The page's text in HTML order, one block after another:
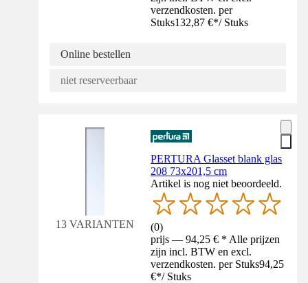
verzendkosten. per
Stuks132,87 €*/ Stuks
Online bestellen
niet reserveerbaar
13 VARIANTEN
PERTURA Glasset blank glas
208 73x201,5 cm
Artikel is nog niet beoordeeld.
(0)
prijs — 94,25 € * Alle prijzen
zijn incl. BTW en excl.
verzendkosten. per Stuks94,25
€*/ Stuks